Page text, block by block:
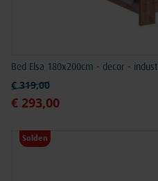
Bed Elsa 180x200cm - decor -
Speciale prijs
€ 293,00
Normale prijs
€ 319,00
Solden